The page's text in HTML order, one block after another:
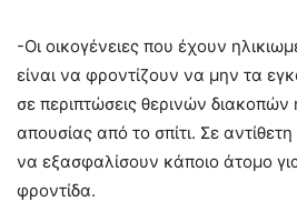
-Οι οικογένειες που έχουν
είναι να φροντίζουν να μην τα
σε περιπτώσεις θερινών
απουσίας από το σπίτι. Σε
να εξασφαλίσουν κάποιο άτομο
φροντίδα.